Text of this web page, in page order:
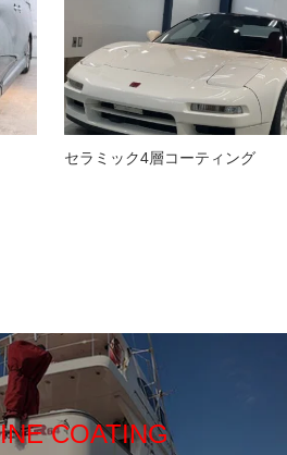
セラミック4層コーティング
COATING